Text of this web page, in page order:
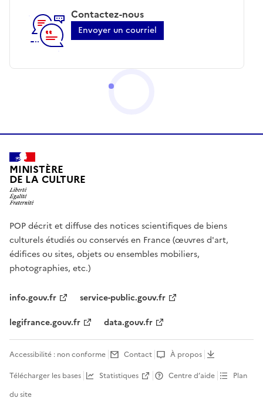
Contactez-nous
Envoyer un courriel
MINISTÈRE
DE LA CULTURE
POP décrit et diffuse des notices scientifiques de biens
culturels étudiés ou conservés en France (œuvres d'art,
édifices ou sites, objets ou ensembles mobiliers,
photographies, etc.)
info.gouv.fr
service-public.gouv.fr
legifrance.gouv.fr
data.gouv.fr
Accessibilité : non conforme Contact
À propos
Télécharger les bases
Statistiques Centre d’aide
Plan
du site